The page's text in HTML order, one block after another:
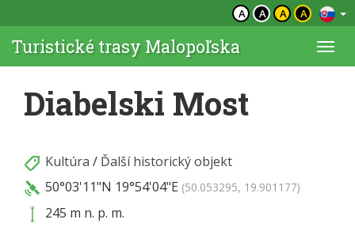
A A A A
Turistické trasy Malopoľska
Diabelski Most
Kultúra / Ďalší historický objekt
50°03'11"N 19°54'04"E (50.053295, 19.901177)
245 m n. p. m.